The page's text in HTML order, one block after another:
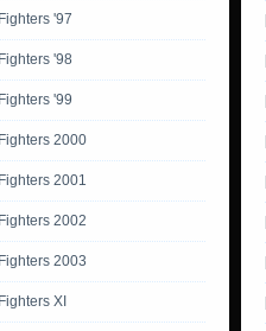
'97
'98
'99
2000
2001
2002
2003
XI